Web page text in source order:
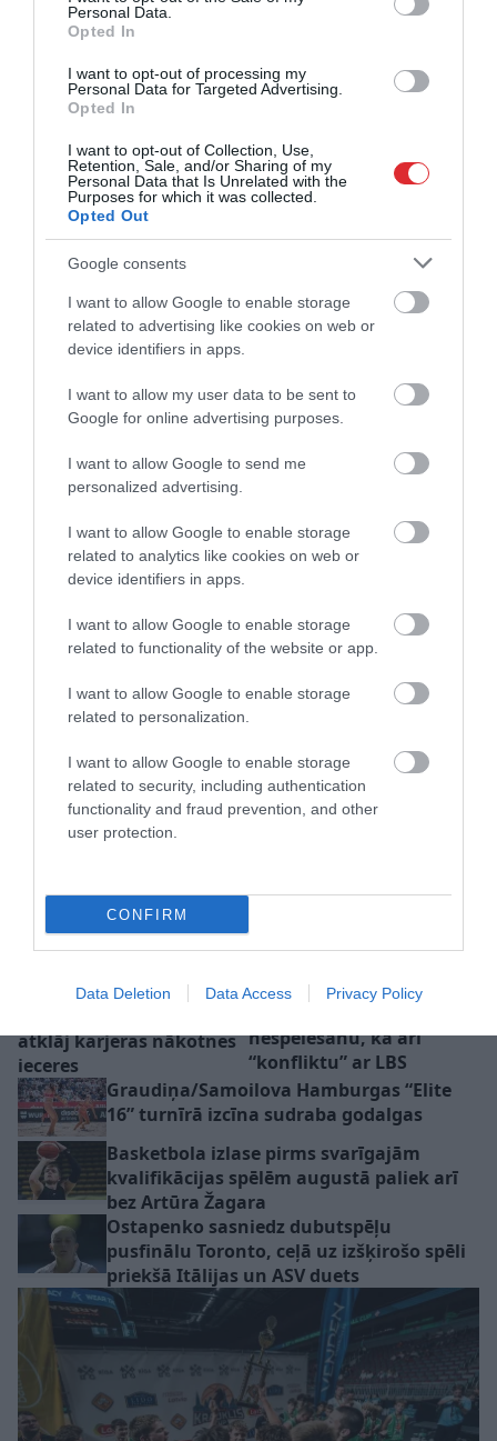
Personal Data.
Opted In
I want to opt-out of processing my
Personal Data for Targeted Advertising.
Opted In
I want to opt-out of Collection, Use,
Retention, Sale, and/or Sharing of my
Personal Data that Is Unrelated with the
Purposes for which it was collected.
Opted Out
Google consents
I want to allow Google to enable storage
related to advertising like cookies on web or
device identifiers in apps.
I want to allow my user data to be sent to
Google for online advertising purposes.
I want to allow Google to send me
personalized advertising.
I want to allow Google to enable storage
related to analytics like cookies on web or
device identifiers in apps.
I want to allow Google to enable storage
related to functionality of the website or app.
I want to allow Google to enable storage
related to personalization.
I want to allow Google to enable storage
related to security, including authentication
functionality and fraud prevention, and other
user protection.
CONFIRM
Data Deletion Data Access Privacy Policy
“Pārsteigtu tikai tas, ja uz treniņu
neierastos Jānis Gailītis!” Kapteinis
un treneris par basketbola
valstsvienības treniņnometnes
sākumu
basketbola izlases
atklāj karjeras nākotnes
ieceres
Bērziņš par Žagara,
nespēlēšanu, kā arī
“konfliktu” ar LBS
Graudiņa/Samoilova Hamburgas “Elite
16” turnīrā izcīna sudraba godalgas
Basketbola izlase pirms svarīgajām
kvalifikācijas spēlēm augustā paliek arī
bez Artūra Žagara
Ostapenko sasniedz dubutspēļu
pusfinālu Toronto, ceļā uz izšķirošo spēli
priekšā Itālijas un ASV duets